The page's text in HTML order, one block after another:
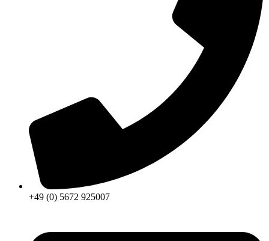
+49 (0) 5672 925007